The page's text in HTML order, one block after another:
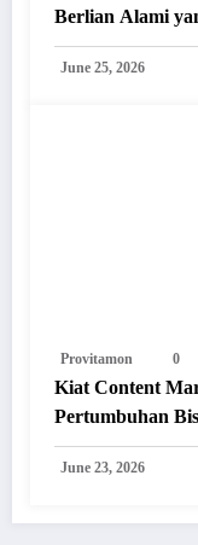
Berlian Alami
June 25, 2026
Provitamon 0
Kiat Content
Pertumbuhan
June 23, 2026